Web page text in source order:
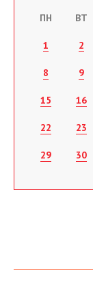
ПН ВТ
1 2
8 9
15 16
22 23
29 30